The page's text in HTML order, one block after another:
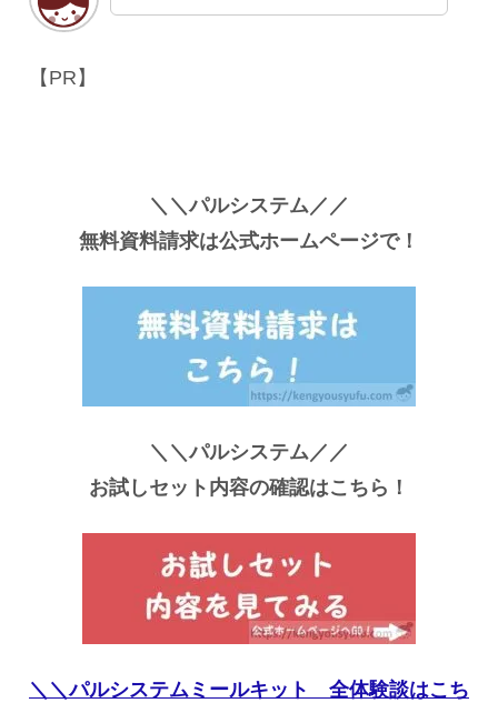
【PR】
＼＼パルシステム／／
無料資料請求は公式ホームページで！
＼＼パルシステム／／
お試しセット内容の確認はこちら！
＼＼パルシステムミールキット 全体験談はこち